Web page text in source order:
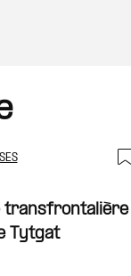
transfrontalière
Tytgat